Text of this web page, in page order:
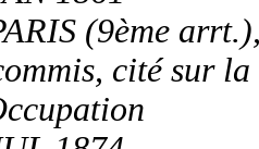
(9ème
cité sur